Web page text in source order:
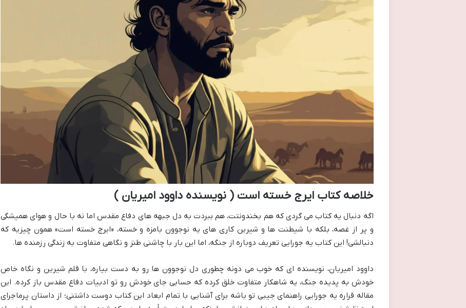
خلاصه کتاب ایرج خسته است ( نویسنده داوود امیریان )
اگه دنبال یه کتاب می گردی که هم بخندونتت، هم ببردت به دل جبهه های دفاع مقدس اما نه با حال و هوای همیشگی
و پر از غصه، بلکه با شیطنت ها و شیرین کاری های یه نوجوون بامزه و خسته، «ایرج خسته است» همون چیزیه که
دنبالشی! این کتاب یه جورایی تعریف دوباره از جنگه، اما این بار با چاشنی طنز و نگاهی متفاوت به زندگی رزمنده ها.
داوود امیریان، نویسنده ای که خوب می دونه چطوری دل نوجوون ها رو به دست بیاره، با قلم شيرين و نگاه خاص
خودش به پدیده جنگ، یه شاهکار متفاوت خلق کرده که حسابی جای خودش رو تو ادبیات دفاع مقدس باز کرده. این
مقاله قراره یه جورایی راهنمای جیبی تو باشه برای آشنایی با تمام ابعاد این کتاب دوست داشتنی؛ از داستان پرماجرای